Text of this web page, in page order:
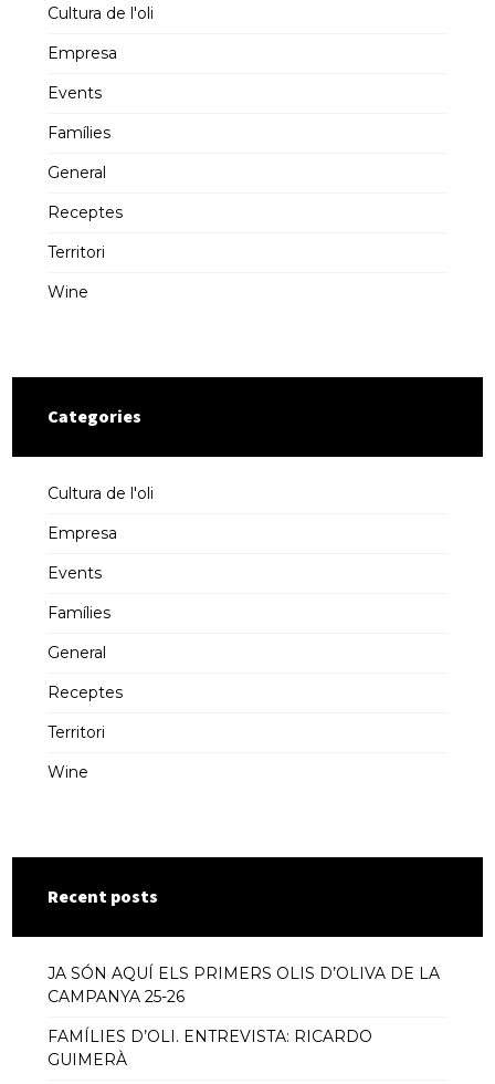
Cultura de l'oli
Empresa
Events
Famílies
General
Receptes
Territori
Wine
Categories
Cultura de l'oli
Empresa
Events
Famílies
General
Receptes
Territori
Wine
Recent posts
JA SÓN AQUÍ ELS PRIMERS OLIS D’OLIVA DE LA
CAMPANYA 25-26
FAMÍLIES D’OLI. ENTREVISTA: RICARDO
GUIMERÀ